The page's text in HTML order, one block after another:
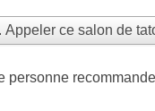
Appeler ce salon de
personne recommande